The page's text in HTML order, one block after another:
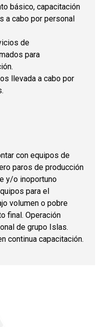
básico, capacitación
a cabo por personal
de
para
llevada a cabo por
con equipos de
paros de producción
y/o inoportuno
para el
volumen o pobre
final. Operación
de grupo Islas.
continua capacitación.